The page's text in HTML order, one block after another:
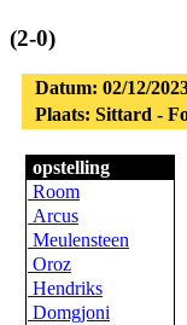
(2-0)
Datum: 02/12/
Plaats: Sittard -
opstelling
Room
Arcus
Meulensteen
Oroz
Hendriks
Domgjoni